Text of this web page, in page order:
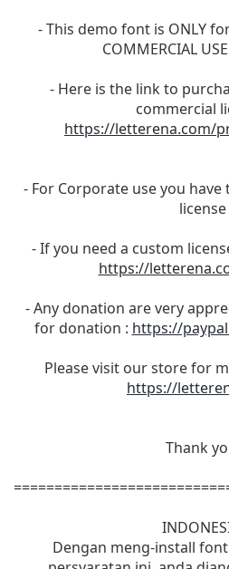
- This demo font is ONLY for
COMMERCIAL
- Here is the link to
commercial
https://letterena.com/
- For Corporate use you
license
- If you need a custom
https://
- Any donation are very
for donation : https://
Please visit our store for
https://
Thank
Dengan meng-install